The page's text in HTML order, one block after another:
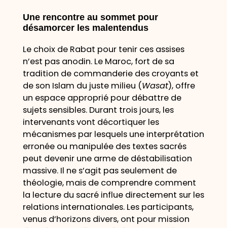
Une rencontre au sommet pour
désamorcer les malentendus
Le choix de Rabat pour tenir ces assises
n’est pas anodin. Le Maroc, fort de sa
tradition de commanderie des croyants et
de son Islam du juste milieu (Wasat), offre
un espace approprié pour débattre de
sujets sensibles. Durant trois jours, les
intervenants vont décortiquer les
mécanismes par lesquels une interprétation
erronée ou manipulée des textes sacrés
peut devenir une arme de déstabilisation
massive. Il ne s’agit pas seulement de
théologie, mais de comprendre comment
la lecture du sacré influe directement sur les
relations internationales. Les participants,
venus d’horizons divers, ont pour mission